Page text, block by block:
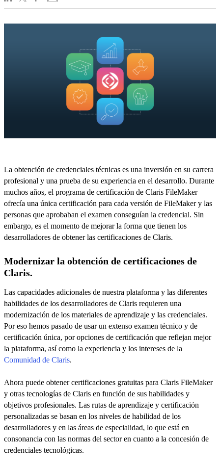
La obtención de credenciales técnicas es una inversión en su carrera
profesional y una prueba de su experiencia en el desarrollo. Durante
muchos años, el programa de certificación de Claris FileMaker
ofrecía una única certificación para cada versión de FileMaker y las
personas que aprobaban el examen conseguían la credencial. Sin
embargo, es el momento de mejorar la forma que tienen los
desarrolladores de obtener las certificaciones de Claris.
Modernizar la obtención de certificaciones de
Claris.
Las capacidades adicionales de nuestra plataforma y las diferentes
habilidades de los desarrolladores de Claris requieren una
modernización de los materiales de aprendizaje y las credenciales.
Por eso hemos pasado de usar un extenso examen técnico y de
certificación única, por opciones de certificación que reflejan mejor
la plataforma, así como la experiencia y los intereses de la
Comunidad de Claris.
Ahora puede obtener certificaciones gratuitas para Claris FileMaker
y otras tecnologías de Claris en función de sus habilidades y
objetivos profesionales. Las rutas de aprendizaje y certificación
personalizadas se basan en los niveles de habilidad de los
desarrolladores y en las áreas de especialidad, lo que está en
consonancia con las normas del sector en cuanto a la concesión de
credenciales tecnológicas.